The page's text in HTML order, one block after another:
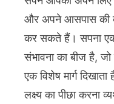
और अपने आसपास की
कर सकते हैं। सपना एक
संभावना का बीज है,
एक विशेष मार्ग
लक्ष्य का पीछा करना